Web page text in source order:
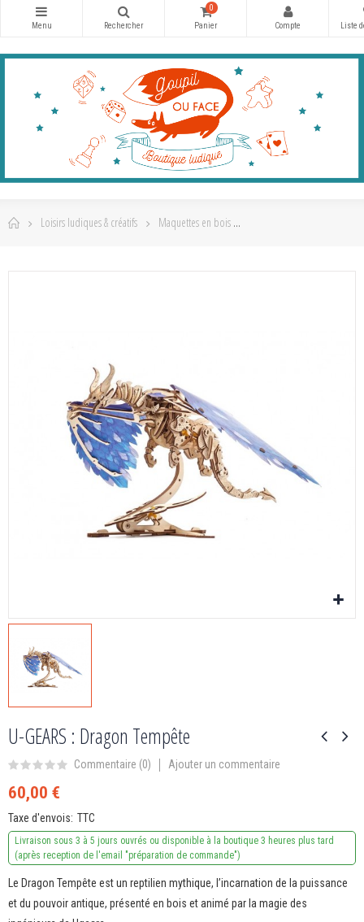
0
Loisirs ludiques & créatifs Maquettes en bois
U-GEARS : Dragon Tempête
Commentaire (0) Ajouter un commentaire
60,00 €
Taxe d'envois TTC
Livraison sous 3 à 5 jours ouvrés ou disponible à la boutique 3 heures plus tard
(après reception de l'email "préparation de commande")
Le Dragon Tempête est un reptilien mythique, l’incarnation de la puissance
et du pouvoir antique, présenté en bois et animé par la magie des